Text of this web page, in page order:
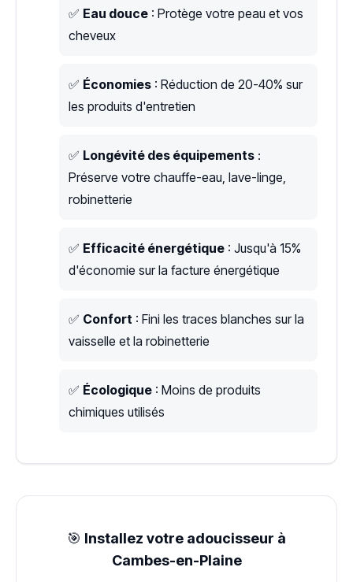
✅ Eau douce : Protège votre peau et vos
cheveux
✅ Économies : Réduction de 20-40% sur
les produits d'entretien
✅ Longévité des équipements :
Préserve votre chauffe-eau, lave-linge,
robinetterie
✅ Efficacité énergétique : Jusqu'à 15%
d'économie sur la facture énergétique
✅ Confort : Fini les traces blanches sur la
vaisselle et la robinetterie
✅ Écologique : Moins de produits
chimiques utilisés
🎯 Installez votre adoucisseur à
Cambes-en-Plaine